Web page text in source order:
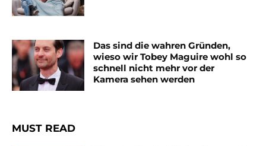
Das sind die wahren Gründen,
wieso wir Tobey Maguire wohl so
schnell nicht mehr vor der
Kamera sehen werden
MUST READ